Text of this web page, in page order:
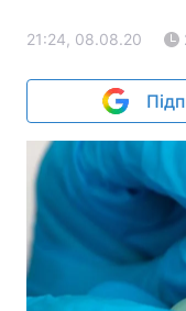
21:24, 08.08.20